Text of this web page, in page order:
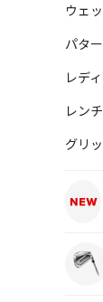
ウェ
パター
レデ
レンチ
グリ